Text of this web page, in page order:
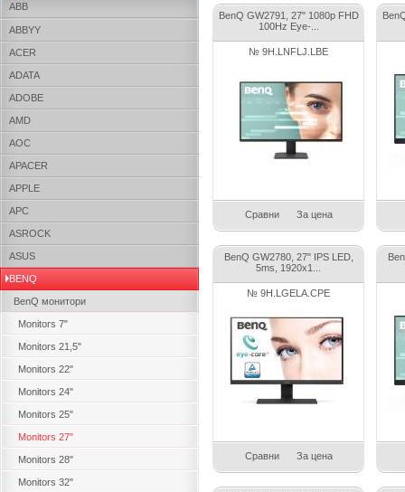
ABB
ABBYY
ACER
ADATA
ADOBE
AMD
AOC
APACER
APPLE
APC
ASROCK
ASUS
BENQ
BenQ монитори
Monitors 7"
Monitors 21,5"
Monitors 22"
Monitors 24"
Monitors 25"
Monitors 27"
Monitors 28"
Monitors 32"
BenQ GW2791, 27" 1080p FHD
100Hz Eye-...
№ 9H.LNFLJ.LBE
Сравни За цена
BenQ GW2780, 27" IPS LED,
5ms, 1920x1...
№ 9H.LGELA.CPE
Сравни За цена